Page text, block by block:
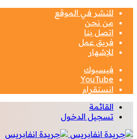
للنشر في الموقع
من نحن
اتصل بنا
فريق عمل
للإشهار
فيسبوك
‫YouTube
انستقرام
القائمة
تسجيل الدخول